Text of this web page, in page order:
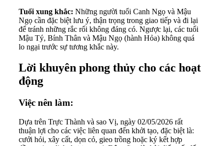
Tuổi xung khắc: Những người tuổi Canh Ngọ và Mậu
Ngọ cần đặc biệt lưu ý, thận trọng trong giao tiếp và đi lại
để tránh những rắc rối không đáng có. Ngược lại, các tuổi
Mậu Tý, Bính Thân và Mậu Ngọ (hành Hỏa) không quá
lo ngại trước sự tương khắc này.
Lời khuyên phong thủy cho các hoạt
động
Việc nên làm:
Dựa trên Trực Thành và sao Vị, ngày 02/05/2026 rất
thuận lợi cho các việc liên quan đến khởi tạo, đặc biệt là:
cưới hỏi, xây cất, dọn cỏ, gieo trồng hoặc ký kết hợp